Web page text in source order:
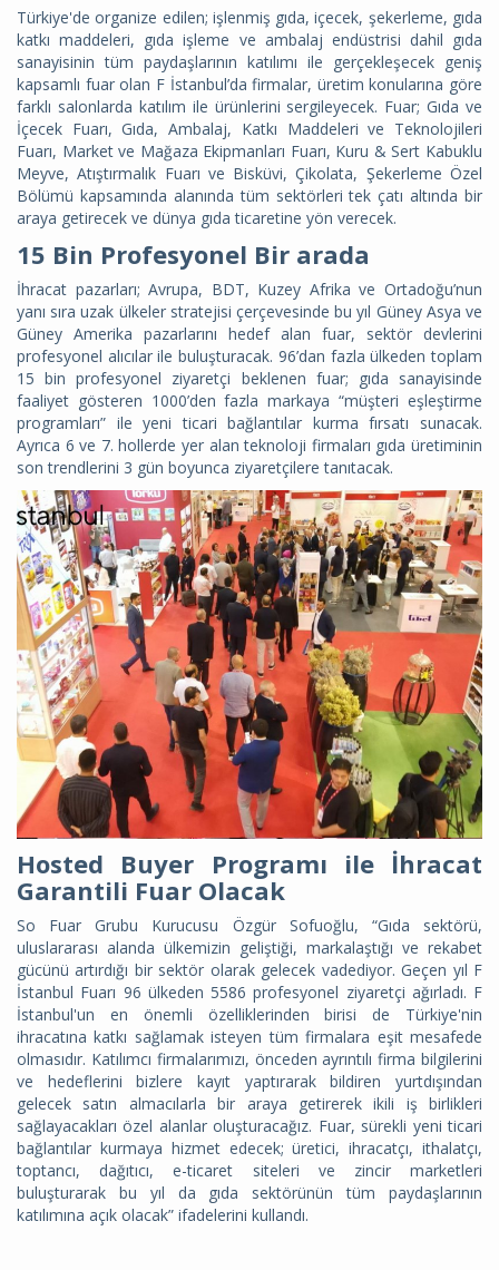
Türkiye'de organize edilen; işlenmiş gıda, içecek, şekerleme, gıda
katkı maddeleri, gıda işleme ve ambalaj endüstrisi dahil gıda
sanayisinin tüm paydaşlarının katılımı ile gerçekleşecek geniş
kapsamlı fuar olan F İstanbul’da firmalar, üretim konularına göre
farklı salonlarda katılım ile ürünlerini sergileyecek. Fuar; Gıda ve
İçecek Fuarı, Gıda, Ambalaj, Katkı Maddeleri ve Teknolojileri
Fuarı, Market ve Mağaza Ekipmanları Fuarı, Kuru & Sert Kabuklu
Meyve, Atıştırmalık Fuarı ve Bisküvi, Çikolata, Şekerleme Özel
Bölümü kapsamında alanında tüm sektörleri tek çatı altında bir
araya getirecek ve dünya gıda ticaretine yön verecek.
15 Bin Profesyonel Bir arada
İhracat pazarları; Avrupa, BDT, Kuzey Afrika ve Ortadoğu’nun
yanı sıra uzak ülkeler stratejisi çerçevesinde bu yıl Güney Asya ve
Güney Amerika pazarlarını hedef alan fuar, sektör devlerini
profesyonel alıcılar ile buluşturacak. 96’dan fazla ülkeden toplam
15 bin profesyonel ziyaretçi beklenen fuar; gıda sanayisinde
faaliyet gösteren 1000’den fazla markaya “müşteri eşleştirme
programları” ile yeni ticari bağlantılar kurma fırsatı sunacak.
Ayrıca 6 ve 7. hollerde yer alan teknoloji firmaları gıda üretiminin
son trendlerini 3 gün boyunca ziyaretçilere tanıtacak.
Hosted Buyer Programı ile İhracat
Garantili Fuar Olacak
So Fuar Grubu Kurucusu Özgür Sofuoğlu, “Gıda sektörü,
uluslararası alanda ülkemizin geliştiği, markalaştığı ve rekabet
gücünü artırdığı bir sektör olarak gelecek vadediyor. Geçen yıl F
İstanbul Fuarı 96 ülkeden 5586 profesyonel ziyaretçi ağırladı. F
İstanbul'un en önemli özelliklerinden birisi de Türkiye'nin
ihracatına katkı sağlamak isteyen tüm firmalara eşit mesafede
olmasıdır. Katılımcı firmalarımızı, önceden ayrıntılı firma bilgilerini
ve hedeflerini bizlere kayıt yaptırarak bildiren yurtdışından
gelecek satın almacılarla bir araya getirerek ikili iş birlikleri
sağlayacakları özel alanlar oluşturacağız. Fuar, sürekli yeni ticari
bağlantılar kurmaya hizmet edecek; üretici, ihracatçı, ithalatçı,
toptancı, dağıtıcı, e-ticaret siteleri ve zincir marketleri
buluşturarak bu yıl da gıda sektörünün tüm paydaşlarının
katılımına açık olacak” ifadelerini kullandı.